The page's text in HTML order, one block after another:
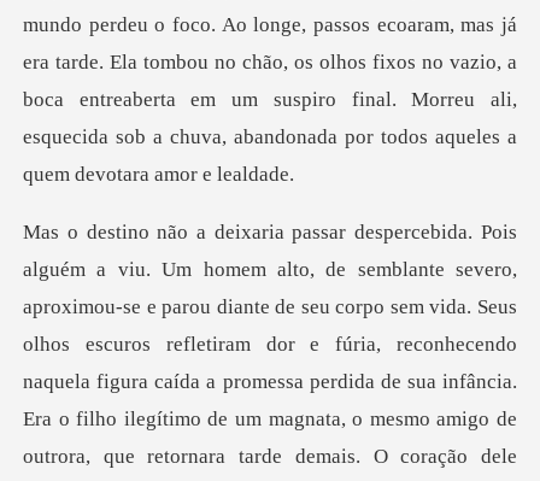
mundo perdeu o foco. Ao longe, passos ecoaram, mas já
era tarde. Ela tombou no chão, os olhos fixos no vazio
escuros refletiram dor e fúria, reconhecendo
naquela figura caída a promessa perdida de sua infância.
Era o filho ilegítimo de um magnata, o mesmo amigo de
outrora,